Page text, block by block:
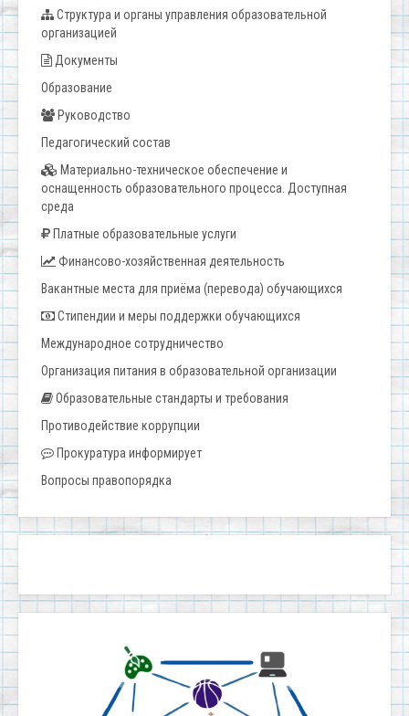
Структура и органы управления образовательной
организацией
Документы
Образование
Руководство
Педагогический состав
Материально-техническое обеспечение и
оснащенность образовательного процесса. Доступная
среда
Платные образовательные услуги
Финансово-хозяйственная деятельность
Вакантные места для приёма (перевода) обучающихся
Стипендии и меры поддержки обучающихся
Международное сотрудничество
Организация питания в образовательной организации
Образовательные стандарты и требования
Противодействие коррупции
Прокуратура информирует
Вопросы правопорядка